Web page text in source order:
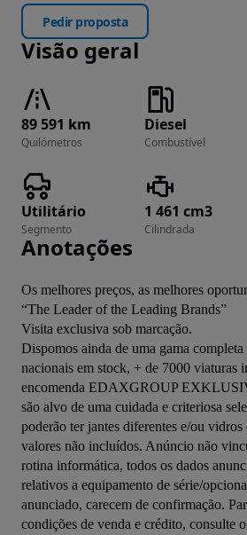
Pedir proposta
Visão geral
89 591 km
Quilómetros
Diesel
Combustível
Utilitário
Segmento
1 461 cm3
Cilindrada
Anotações
Os melhores preços, as melhores
“The Leader of the Leading Brands”
Visita exclusiva sob marcação.
Dispomos ainda de uma gama
nacionais em stock, + de 7000 viaturas
encomenda EDAXGROUP
são alvo de uma cuidada e criteriosa
poderão ter jantes diferentes e/ou
valores não incluídos. Anúncio não
rotina informática, todos os dados
relativos a equipamento de série/
anunciado, carecem de confirmação.
condições de venda e crédito, consulte